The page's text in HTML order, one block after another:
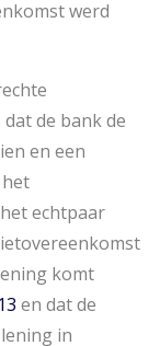
werd
de bank de
en een
echtpaar
komt
en dat de
in